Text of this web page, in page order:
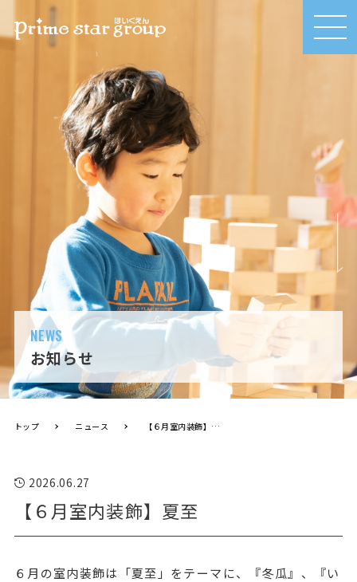
MEN
U
NEWS
お知らせ
トップ ニュース 【６月室内装飾】夏至
2026.06.27
【６月室内装飾】夏至
６月の室内装飾は「夏至」をテーマに、『冬瓜』、『い